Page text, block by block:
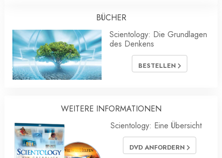
BÜCHER
Scientology: Die Grundlagen
des Denkens
BESTELLEN
WEITERE INFORMATIONEN
Scientology: Eine Übersicht
DVD ANFORDERN